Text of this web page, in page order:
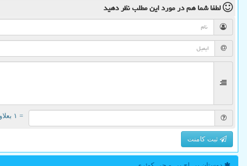
لطفا شما همدر مورد این مطلبنظر دهید
= ۱ بعلاوه ۲
ثبت کامنت